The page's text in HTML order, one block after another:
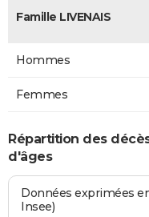
Famille LIVENAIS
Hommes
Femmes
Répartition des
d'âges
Données exprimées
Insee)